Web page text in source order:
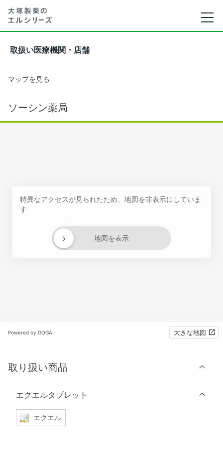
取扱い医療機関・店舗
マップを見る
ソーシン薬局
特異なアクセスが見られたため、地図を非表示にしていま
す
地図を表示
›
Powered by GOGA 大きな地図
取り扱い商品
エクエルタブレット
エクエル